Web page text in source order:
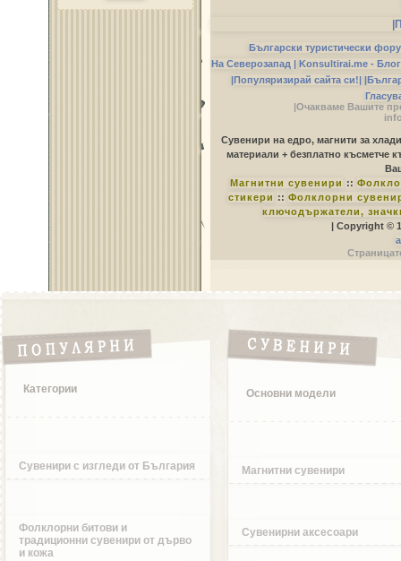
Български туристически
На Северозапад | Konsultirai.me -
|Популяризирай сайта си!|
|Очакваме Вашите
Сувенири на едро, магнити за
материали + безплатно късметче
Магнитни сувенири ::
стикери :: Фолклорни
ключодържатели,
| Copyright ©
Категории
Сувенири с изгледи от България
Фолклорни битови и
традиционни сувенири от дърво
и кожа
Основни модели
Магнитни сувенири
Сувенирни аксесоари